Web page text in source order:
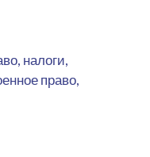
налоги,
право,